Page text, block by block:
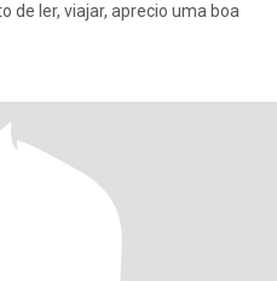
de ler, viajar, aprecio uma boa